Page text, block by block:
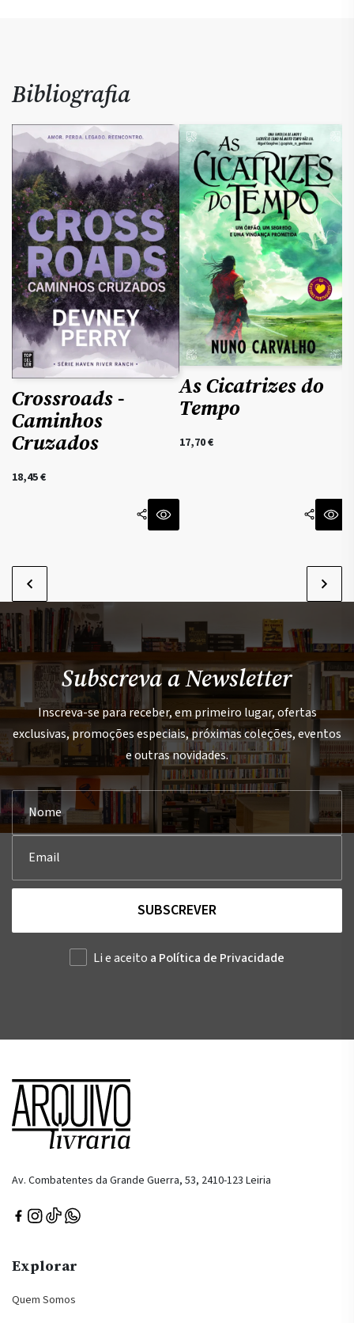
Bibliografia
Crossroads -
Caminhos
Cruzados
18,45€
As Cicatrizes do
Tempo
17,70€
Subscreva a Newsletter
Inscreva-se para receber, em primeiro lugar, ofertas
exclusivas, promoções especiais, próximas coleções, eventos
e outras novidades.
SUBSCREVER
Li e aceito a Política de Privacidade
Av. Combatentes da Grande Guerra, 53, 2410-123 Leiria
Explorar
Quem Somos